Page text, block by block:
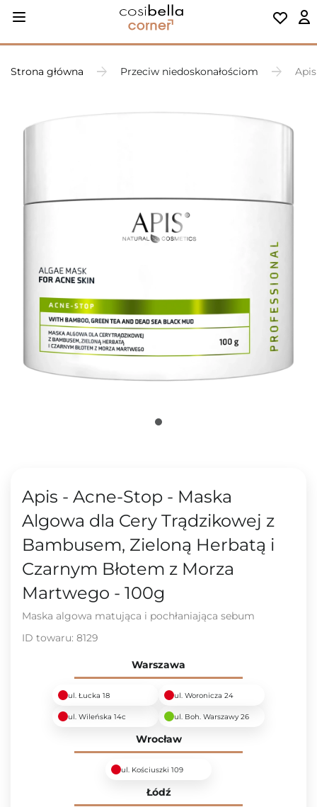
Strona główna Przeciw niedoskonałościom
Apis - Acne-Stop - Maska
Algowa dla Cery Trądzikowej z
Bambusem, Zieloną Herbatą i
Czarnym Błotem z Morza
Martwego - 100g
Maska algowa matująca i pochłaniająca sebum
ID towaru: 8129
Warszawa
ul. Łucka 18 ul. Woronicza 24
ul. Wileńska 14c ul. Boh. Warszawy 26
Wrocław
ul. Kościuszki 109
Łódź